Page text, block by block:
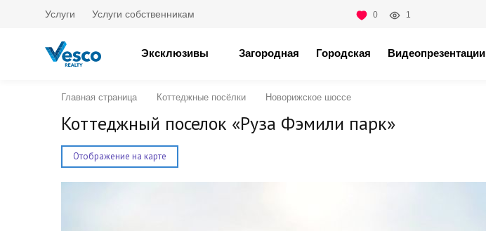
Услуги Услуги собственникам 0 1
Эксклюзивы Загородная Городская Видеопрезентации
Главная страница Коттеджные посёлки Новорижское шоссе
Коттеджный поселок «Руза Фэмили парк»
Отображение на карте